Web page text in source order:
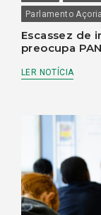
Parlamento
Escassez de
preocupa
LER NOTÍCIA